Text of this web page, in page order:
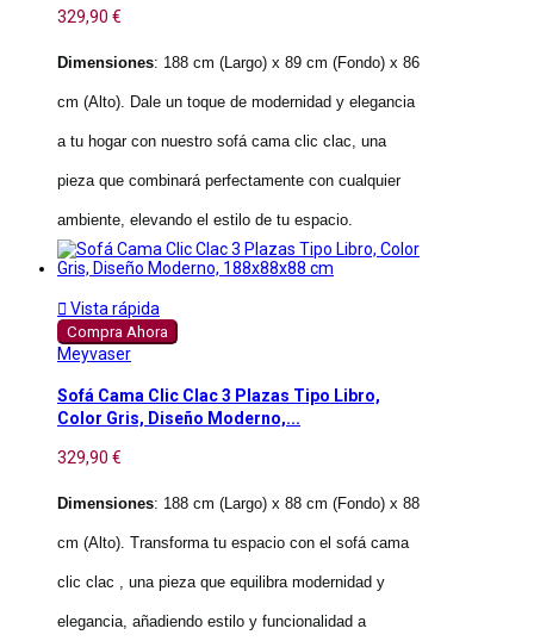
329,90 €
Dimensiones: 188 cm (Largo) x 89 cm (Fondo) x 86
cm (Alto). Dale un toque de modernidad y elegancia
a tu hogar con nuestro sofá cama clic clac, una
pieza que combinará perfectamente con cualquier
ambiente, elevando el estilo de tu espacio.
 Vista rápida
Compra Ahora
Meyvaser
Sofá Cama Clic Clac 3 Plazas Tipo Libro,
Color Gris, Diseño Moderno,...
329,90 €
Dimensiones: 188 cm (Largo) x 88 cm (Fondo) x 88
cm (Alto). Transforma tu espacio con el sofá cama
clic clac , una pieza que equilibra modernidad y
elegancia, añadiendo estilo y funcionalidad a